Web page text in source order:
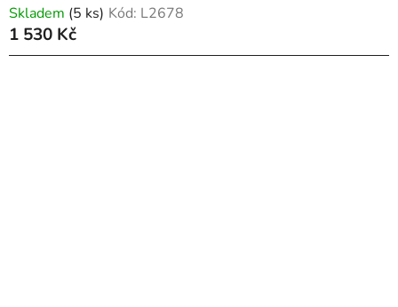
Skladem (5 ks) Kód: L2678
1 530 Kč